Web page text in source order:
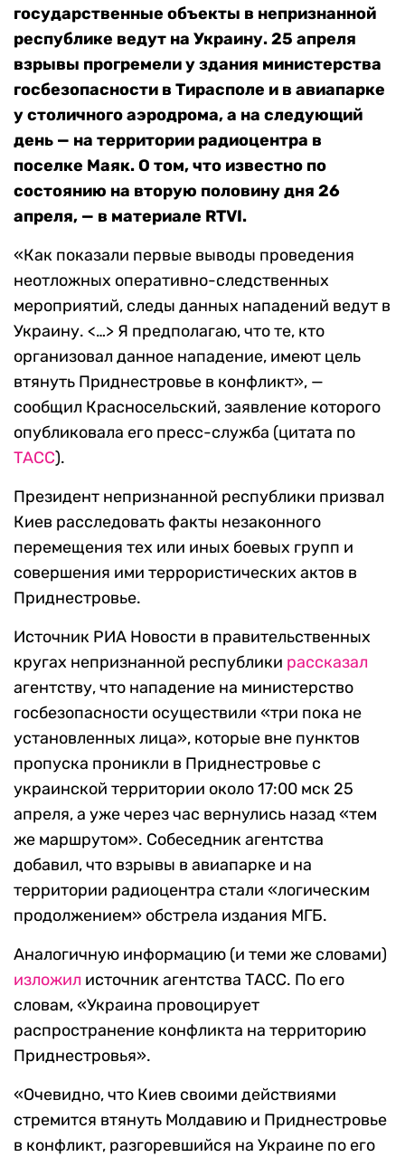
государственные объекты в непризнанной
республике ведут на Украину. 25 апреля
взрывы прогремели у здания министерства
госбезопасности в Тирасполе и в авиапарке
у столичного аэродрома, а на следующий
день — на территории радиоцентра в
поселке Маяк. О том, что известно по
состоянию на вторую половину дня 26
апреля, — в материале RTVI.
«Как показали первые выводы проведения
неотложных оперативно-следственных
мероприятий, следы данных нападений ведут в
Украину. <…> Я предполагаю, что те, кто
организовал данное нападение, имеют цель
втянуть Приднестровье в конфликт», —
сообщил Красносельский, заявление которого
опубликовала его пресс-служба (цитата по
ТАСС).
Президент непризнанной республики призвал
Киев расследовать факты незаконного
перемещения тех или иных боевых групп и
совершения ими террористических актов в
Приднестровье.
Источник РИА Новости в правительственных
кругах непризнанной республики рассказал
агентству, что нападение на министерство
госбезопасности осуществили «три пока не
установленных лица», которые вне пунктов
пропуска проникли в Приднестровье с
украинской территории около 17:00 мск 25
апреля, а уже через час вернулись назад «тем
же маршрутом». Собеседник агентства
добавил, что взрывы в авиапарке и на
территории радиоцентра стали «логическим
продолжением» обстрела издания МГБ.
Аналогичную информацию (и теми же словами)
изложил источник агентства ТАСС. По его
словам, «Украина провоцирует
распространение конфликта на территорию
Приднестровья».
«Очевидно, что Киев своими действиями
стремится втянуть Молдавию и Приднестровье
в конфликт, разгоревшийся на Украине по его